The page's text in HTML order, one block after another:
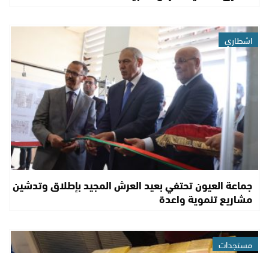
اشطاري
جماعة العيون تحتفي بعيد العرش المجيد بإطلاق وتدشين
مشاريع تنموية واعدة
مستجدات